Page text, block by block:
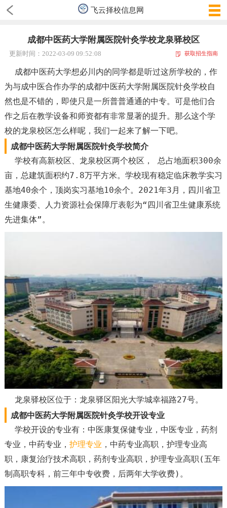
飞云择校信息网
成都中医药大学附属医院针灸学校龙泉驿校区
更新时间：2022-03-09 09:52:08 获取招生指南
成都中医药大学想必川内的同学都是听过这所学校的，作
为与成中医合作办学的成都中医药大学附属医院针灸学校自
然也是不错的，即使只是一所普普通通的中专。可是他们合
作之后在教学设备和师资都有非常显著的提升。那么这个学
校的龙泉校区怎么样呢，我们一起来了解一下吧。
成都中医药大学附属医院针灸学校简介
学校有高新校区、龙泉校区两个校区， 总占地面积300余
亩，总建筑面积约7.8万平方米。学校现有稳定临床教学实习
基地40余个，顶岗实习基地10余个。2021年3月，四川省卫
生健康委、人力资源社会保障厅表彰为“四川省卫生健康系统
先进集体”。
龙泉驿校区位于：龙泉驿区阳光大学城幸福路27号。
成都中医药大学附属医院针灸学校开设专业
学校开设的专业有：中医康复保健专业，中医专业，药剂
专业，中药专业， 护理专业 ，中药专业高职，护理专业高
职，康复治疗技术高职，药剂专业高职，护理专业高职(五年
制高职专科，前三年中专收费，后两年大学收费)。